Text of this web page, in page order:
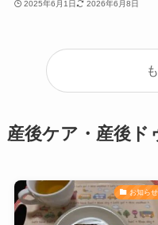
2025年6月1日 2026年6月8日
産後ケア・産後ド
お知らせ